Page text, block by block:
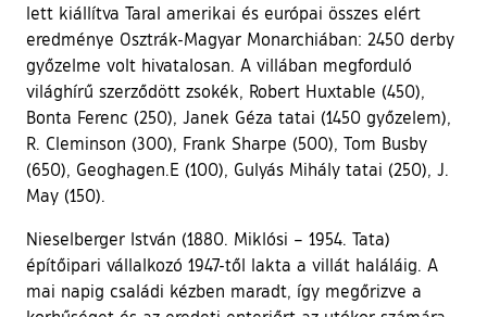
lett kiállítva Taral amerikai és európai összes elért
eredménye Osztrák-Magyar Monarchiában: 2450 derby
győzelme volt hivatalosan. A villában megforduló
világhírű szerződött zsokék, Robert Huxtable (450),
Bonta Ferenc (250), Janek Géza tatai (1450 győzelem),
R. Cleminson (300), Frank Sharpe (500), Tom Busby
(650), Geoghagen.E (100), Gulyás Mihály tatai (250), J.
May (150).
Nieselberger István (1880. Miklósi – 1954. Tata)
építőipari vállalkozó 1947-től lakta a villát haláláig. A
mai napig családi kézben maradt, így megőrizve a